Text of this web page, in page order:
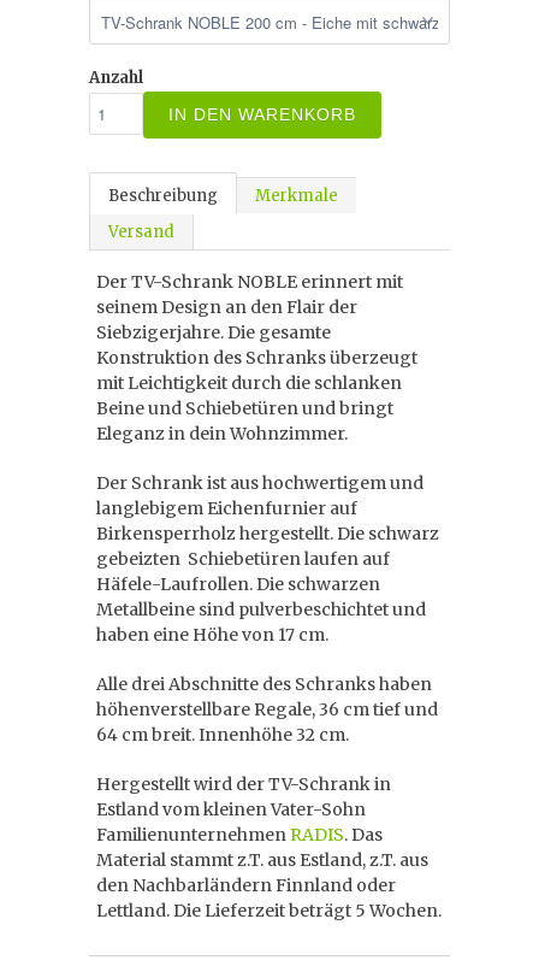
Anzahl
IN DEN WARENKORB
Beschreibung
Merkmale
Versand
Der TV-Schrank NOBLE erinnert mit
seinem Design an den Flair der
Siebzigerjahre. Die gesamte
Konstruktion des Schranks überzeugt
mit Leichtigkeit durch die schlanken
Beine und Schiebetüren und bringt
Eleganz in dein Wohnzimmer.
Der Schrank ist aus hochwertigem und
langlebigem Eichenfurnier auf
Birkensperrholz hergestellt. Die schwarz
gebeizten Schiebetüren laufen auf
Häfele-Laufrollen. Die schwarzen
Metallbeine sind pulverbeschichtet und
haben eine Höhe von 17 cm.
Alle drei Abschnitte des Schranks haben
höhenverstellbare Regale, 36 cm tief und
64 cm breit. Innenhöhe 32 cm.
Hergestellt wird der TV-Schrank in
Estland vom kleinen Vater-Sohn
FamilienunternehmenRADIS. Das
Material stammt z.T. aus Estland, z.T. aus
den Nachbarländern Finnland oder
Lettland. Die Lieferzeit beträgt 5 Wochen.